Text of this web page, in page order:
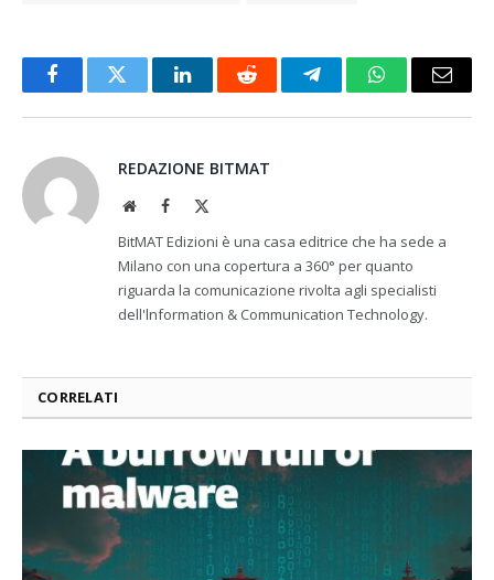
FacebookTwitter LinkedInReddit TelegramWhatsAppEmail
REDAZIONE BITMAT
WebsiteFacebook
BitMAT Edizioni è una casa editrice che ha sede a
Milano con una copertura a 360° per quanto
riguarda la comunicazione rivolta agli specialisti
dell'lnformation & Communication Technology.
CORRELATI